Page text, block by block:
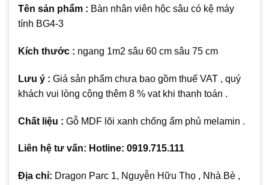
Tên sản phẩm : Bàn nhân viên hộc sâu có kệ máy
tính BG4-3
Kích thước : ngang 1m2 sâu 60 cm sâu 75 cm
Lưu ý : Giá sản phẩm chưa bao gồm thuế VAT , quý
khách vui lòng cộng thêm 8 % vat khi thanh toán .
Chất liệu : Gỗ MDF lõi xanh chống ẩm phủ melamin .
Liên hệ tư vấn: Hotline: 0919.715.111
Địa chỉ: Dragon Parc 1, Nguyễn Hữu Thọ , Nhà Bè ,